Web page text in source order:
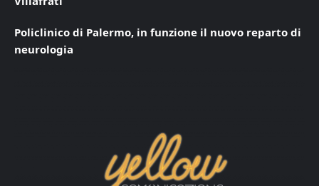
Policlinico di Palermo, in funzione il nuovo reparto di
neurologia